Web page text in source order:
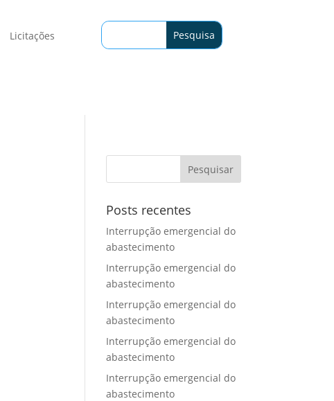
Licitações
Posts recentes
Interrupção emergencial do
abastecimento
Interrupção emergencial do
abastecimento
Interrupção emergencial do
abastecimento
Interrupção emergencial do
abastecimento
Interrupção emergencial do
abastecimento